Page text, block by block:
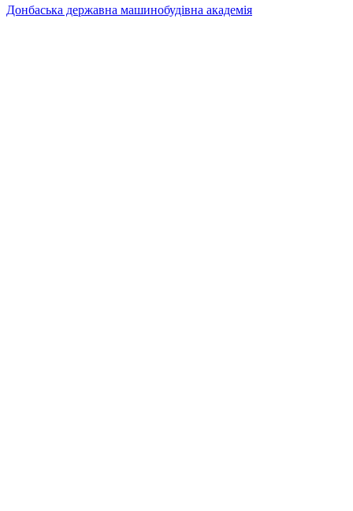
Донбаська державна машинобудівна академія